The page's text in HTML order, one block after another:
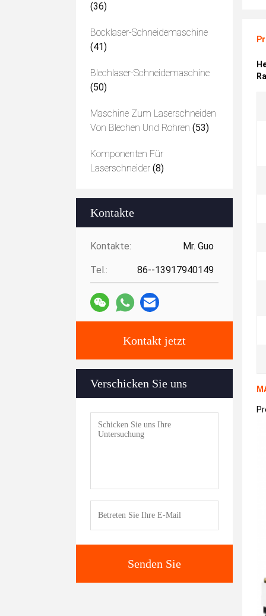
(36)
Bocklaser-Schneidemaschine
(41)
Blechlaser-Schneidemaschine
(50)
Maschine Zum Laserschneiden
Von Blechen Und Rohren (53)
Komponenten Für
Laserschneider (8)
Kontakte
Kontakte: Mr. Guo
Tel.: 86--13917940149
Kontakt jetzt
Verschicken Sie uns
Senden Sie